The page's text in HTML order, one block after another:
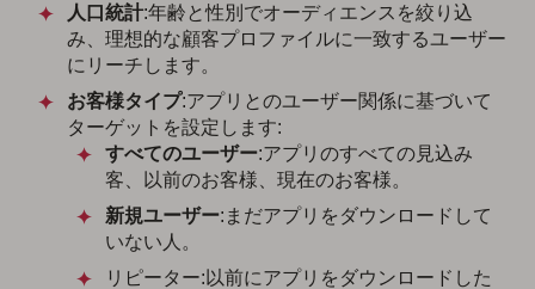
人口統計:年齢と性別でオーディエンスを絞り込
み、理想的な顧客プロファイルに一致するユーザー
にリーチします。
お客様タイプ:アプリとのユーザー関係に基づいて
ターゲットを設定します:
すべてのユーザー:アプリのすべての見込み
客、以前のお客様、現在のお客様。
新規ユーザー:まだアプリをダウンロードして
いない人。
リピーター:以前にアプリをダウンロードした